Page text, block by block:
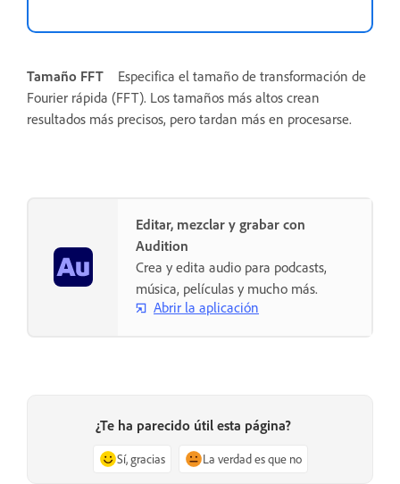
Tamaño FFT
Especifica el tamaño de transformación de
Fourier rápida (FFT). Los tamaños más altos crean
resultados más precisos, pero tardan más en procesarse.
Editar, mezclar y grabar con
Audition
Crea y edita audio para podcasts,
música, películas y mucho más.
Abrir la aplicación
¿Te ha parecido útil esta página?
Sí, gracias La verdad es que no